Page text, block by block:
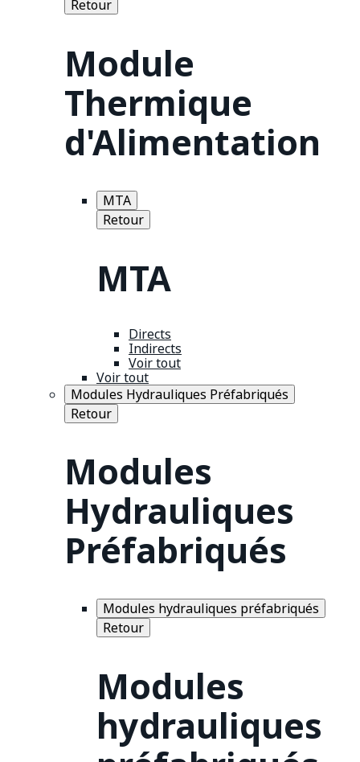
Retour
Module
Thermique
d'Alimentation
MTA
Retour
MTA
Directs
Indirects
Voir tout
Voir tout
Modules Hydrauliques Préfabriqués
Retour
Modules
Hydrauliques
Préfabriqués
Modules hydrauliques préfabriqués
Retour
Modules
hydrauliques